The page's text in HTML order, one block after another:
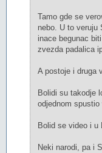
Tamo gde se
nebo. U to veruju
inace begunac
zvezda padalica
A postoje i druga
Bolidi su takodje
odjednom
Bolid se video i u
Neki narodi, pa i